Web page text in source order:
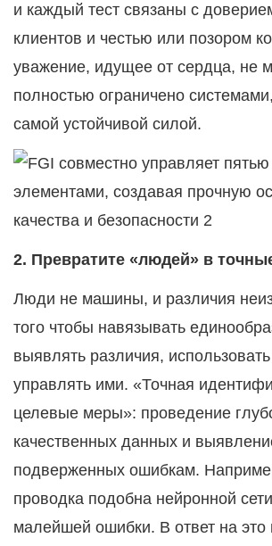
и каждый тест связаны с
клиентов и честью или позором
уважение, идущее от сердца, не
полностью ограничено
самой устойчивой силой.
2. Превратите «людей» в
Люди не машины, и различия
того чтобы навязывать
выявлять различия,
управлять ими. «Точная
целевые меры»: проведение
качественных данных и
подверженных ошибкам.
проводка подобна нейронной
малейшей ошибки. В ответ на